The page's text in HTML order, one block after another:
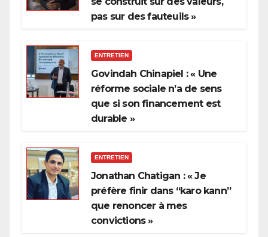
pas sur des fauteuils »
ENTRETIEN
Govindah Chinapiel : « Une
réforme sociale n’a de sens
que si son financement est
durable »
ENTRETIEN
Jonathan Chatigan : « Je
préfère finir dans “karo kann”
que renoncer à mes
convictions »